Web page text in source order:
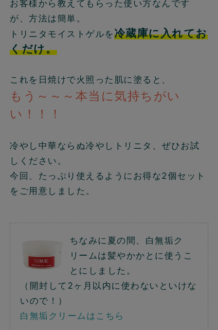
お客様から教えてもらった使い方なんです
が、方法は簡単。
トリニタモイストゲルを冷蔵庫に入れてお
くだけ。
これを日焼けで火照った肌に塗ると、
もう～～～本当に気持ちがい
い！！！
冷やし中華ならぬ冷やしトリニタ、ぜひお試
しください。
今回、たっぷり使えるようにお得な2個セット
をご用意しました。
ちなみに夏の間、白無垢ク
リームは髪やかかとに使うこ
とにしました。
（開封して2ヶ月以内に使わないといけな
いので！）
白無垢クリームはこちら